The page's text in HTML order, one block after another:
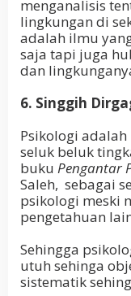
menganalisis
lingkungan di
adalah ilmu
saja tapi juga
dan
6. Singgih
Psikologi
seluk beluk
buku Pengantar
Saleh, sebagai
psikologi meski
pengetahuan
Sehingga
utuh sehinga
sistematik